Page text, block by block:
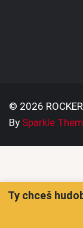
© 2026
By Sparkle
Ty chceš